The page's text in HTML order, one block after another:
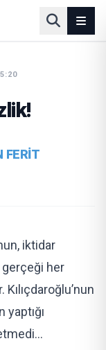
FERIT
iktidar
gerçeği her
yaptığı